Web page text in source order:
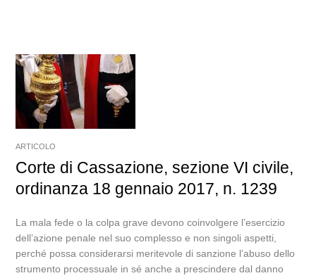
ARTICOLO
Corte di Cassazione, sezione VI civile,
ordinanza 18 gennaio 2017, n. 1239
La mala fede o la colpa grave devono coinvolgere l’esercizio
dell’azione penale nel suo complesso e non singoli aspetti,
perché possa considerarsi meritevole di sanzione l’abuso dello
strumento processuale in sé anche a prescindere dal danno